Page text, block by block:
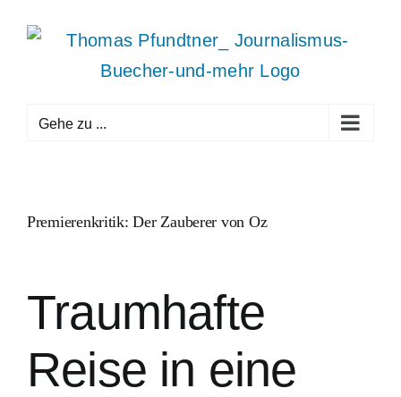
Inhalt
Gehe zu ...
Premierenkritik: Der Zauberer von Oz
Traumhafte
Reise in eine